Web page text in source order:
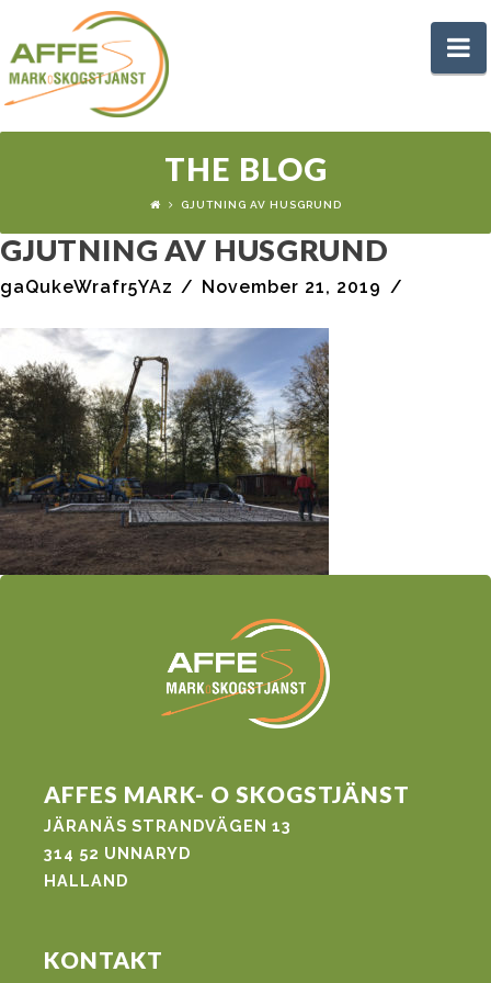
AFFES
MARK
HALLAND
UNNARYD
THE BLOG
GJUTNING AV HUSGRUND
GJUTNING AV HUSGRUND
gaQukeWrafr5YAz November 21, 2019
AFFES MARK- O SKOGSTJÄNST
JÄRANÄS STRANDVÄGEN 13
314 52 UNNARYD
HALLAND
KONTAKT